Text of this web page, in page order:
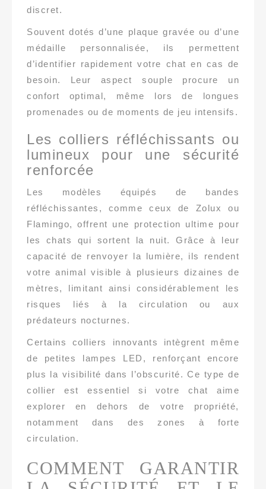
discret.
Souvent dotés d’une plaque gravée ou d’une
médaille personnalisée, ils permettent
d’identifier rapidement votre chat en cas de
besoin. Leur aspect souple procure un
confort optimal, même lors de longues
promenades ou de moments de jeu intensifs.
Les colliers réfléchissants ou
lumineux pour une sécurité
renforcée
Les modèles équipés de bandes
réfléchissantes, comme ceux de Zolux ou
Flamingo, offrent une protection ultime pour
les chats qui sortent la nuit. Grâce à leur
capacité de renvoyer la lumière, ils rendent
votre animal visible à plusieurs dizaines de
mètres, limitant ainsi considérablement les
risques liés à la circulation ou aux
prédateurs nocturnes.
Certains colliers innovants intègrent même
de petites lampes LED, renforçant encore
plus la visibilité dans l’obscurité. Ce type de
collier est essentiel si votre chat aime
explorer en dehors de votre propriété,
notamment dans des zones à forte
circulation.
COMMENT GARANTIR